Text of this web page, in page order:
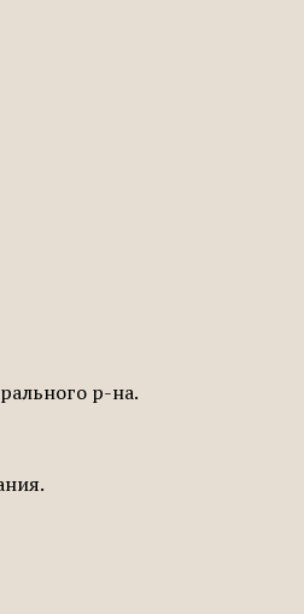
р-на.